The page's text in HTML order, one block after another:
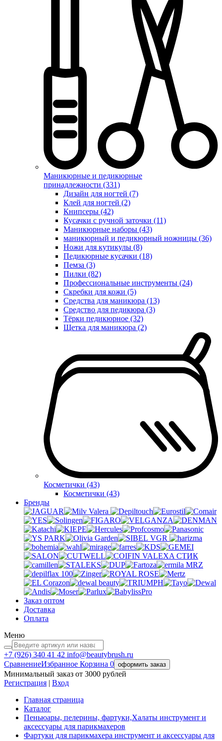
Маникюрные и педикюрные
принадлежности (331)
Дизайн для ногтей (7)
Клей для ногтей (2)
Книпсеры (42)
Кусачки с ручной заточки (11)
Маникюрные наборы (43)
маникюрный и педикюрный ножницы (36)
Ножи для кутикулы (8)
Педикюрные кусачки (18)
Пемза (3)
Пилки (82)
Профессиональные инструменты (24)
Скребки для кожи (5)
Средства для маникюра (13)
Средство для педикюра (3)
Тёрки педикюрное (32)
Щетка для маникюра (2)
Косметички (43)
Косметички (43)
Бренды
Valera
VGR
VALEXA СТИК
MRZ
Заказ оптом
Доставка
Оплата
Меню
+7 (926) 340 41 42 info@beautybrush.ru
СравнениеИзбранное Корзина 0 оформить заказ
Минимальный заказ от 3000 рублей
Регистрация | Вход
Главная страница
Каталог
Пеньюары, пелерины, фартуки,Халаты инструмент и
аксессуары для парикмахеров
Фартуки для парикмахера инструмент и аксессуары для